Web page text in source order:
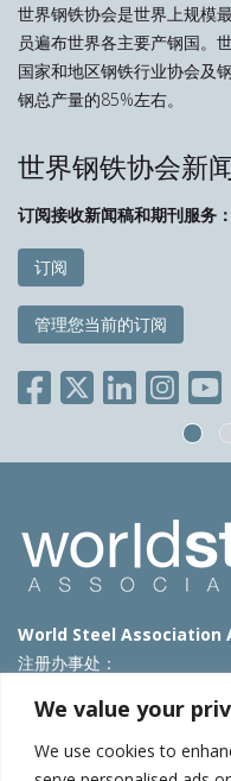
We value your
We use cookies to
世界钢铁协会是世界上规模
员遍布世界各主要产钢国。
国家和地区钢铁行业协会及
钢总产量的85%左右。
世界钢铁协会新
订阅接收新闻稿和期刊服务：
订阅
管理您当前的订阅
World Steel Association
注册办事处：
T: +32 2 702 89 00 – E: